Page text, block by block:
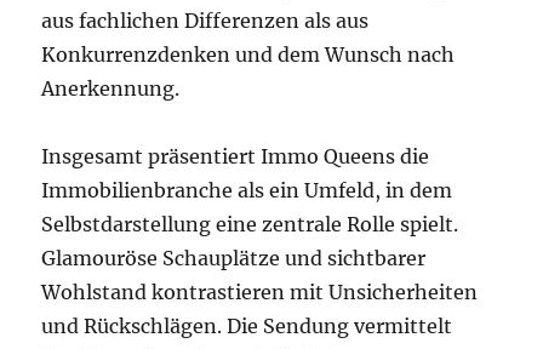
aus fachlichen Differenzen als aus
Konkurrenzdenken und dem Wunsch nach
Anerkennung.
Insgesamt präsentiert Immo Queens die
Immobilienbranche als ein Umfeld, in dem
Selbstdarstellung eine zentrale Rolle spielt.
Glamouröse Schauplätze und sichtbarer
Wohlstand kontrastieren mit Unsicherheiten
und Rückschlägen. Die Sendung vermittelt